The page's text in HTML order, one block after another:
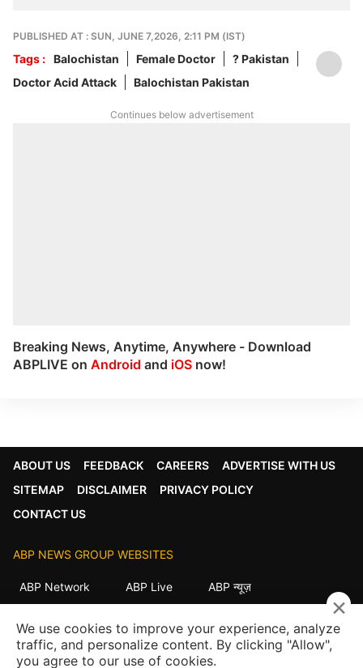
PUBLISHED AT : SUN, JUNE 7,2026, 2:11 PM (IST)
Tags : Balochistan Female Doctor
? Pakistan
Doctor Acid Attack
Balochistan Pakistan
Continues below advertisement
Breaking News, Anytime, Anywhere - Download
ABPLIVE on Android and iOS now!
ABOUT US FEEDBACK CAREERS
ADVERTISE WITH US
SITEMAP
DISCLAIMER
PRIVACY POLICY
CONTACT US
ABP NEWS GROUP WEBSITES
ABP Network ABP Live
ABP न्यूज़
ABP Ganga
ABP ਸਾਂਝਾ ABP நாடு ABP దేశం
×
We use cookies to improve your experience, analyze
traffic, and personalize content. By clicking "Allow",
you agree to our use of cookies.